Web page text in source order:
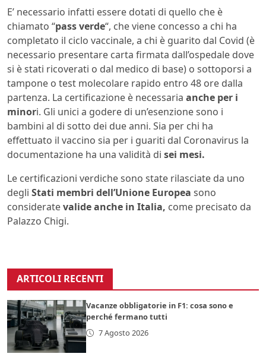
E’ necessario infatti essere dotati di quello che è
chiamato “pass verde“, che viene concesso a chi ha
completato il ciclo vaccinale, a chi è guarito dal Covid (è
necessario presentare carta firmata dall’ospedale dove
si è stati ricoverati o dal medico di base) o sottoporsi a
tampone o test molecolare rapido entro 48 ore dalla
partenza. La certificazione è necessaria anche per i
minori. Gli unici a godere di un’esenzione sono i
bambini al di sotto dei due anni. Sia per chi ha
effettuato il vaccino sia per i guariti dal Coronavirus la
documentazione ha una validità di sei mesi.
Le certificazioni verdiche sono state rilasciate da uno
degli Stati membri dell’Unione Europea sono
consideratevalide anche in Italia, come precisato da
Palazzo Chigi.
ARTICOLI RECENTI
Vacanze obbligatorie in F1: cosa sono e
perché fermano tutti
7 Agosto 2026